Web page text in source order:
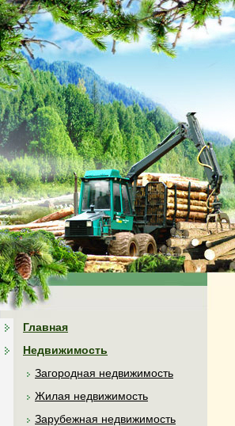
Главная
Недвижимость
Загородная недвижимость
Жилая недвижимость
Зарубежная недвижимость